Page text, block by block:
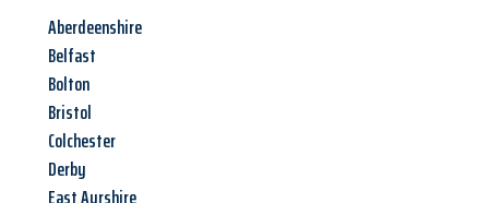
Aberdeenshire
Belfast
Bolton
Bristol
Colchester
Derby